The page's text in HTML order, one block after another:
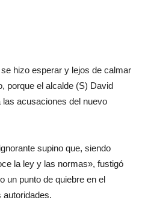
hizo esperar y lejos de calmar
porque el alcalde (S) David
acusaciones del nuevo
supino que, siendo
la ley y las normas», fustigó
un punto de quiebre en el
autoridades.